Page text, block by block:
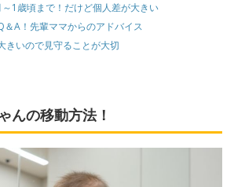
1歳頃まで！だけど個人差が大きい
A！先輩ママからのアドバイス
きいので見守ることが大切
んの移動方法！